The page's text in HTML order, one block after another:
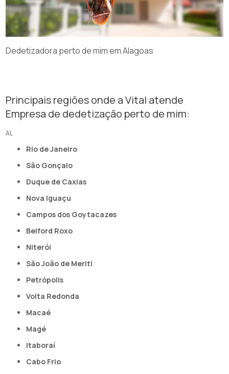
Dedetizadora perto de mim em Alagoas
Principais regiões onde a Vital atende
Empresa de dedetização perto de mim:
AL
Rio de Janeiro
São Gonçalo
Duque de Caxias
Nova Iguaçu
Campos dos Goytacazes
Belford Roxo
Niterói
São João de Meriti
Petrópolis
Volta Redonda
Macaé
Magé
Itaboraí
Cabo Frio